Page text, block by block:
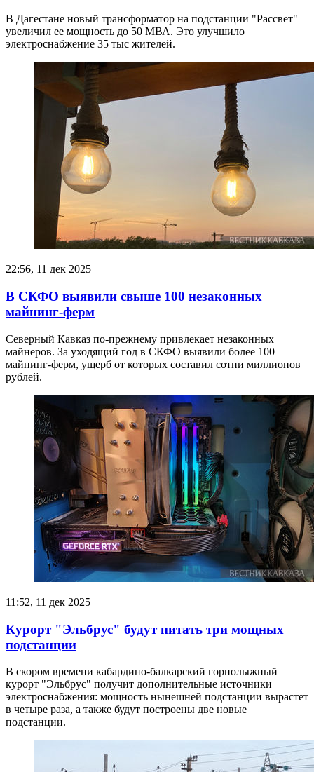
В Дагестане новый трансформатор на подстанции "Рассвет"
увеличил ее мощность до 50 МВА. Это улучшило
электроснабжение 35 тыс жителей.
22:56, 11 дек 2025
В СКФО выявили свыше 100 незаконных
майнинг-ферм
Северный Кавказ по-прежнему привлекает незаконных
майнеров. За уходящий год в СКФО выявили более 100
майнинг-ферм, ущерб от которых составил сотни миллионов
рублей.
11:52, 11 дек 2025
Курорт "Эльбрус" будут питать три мощных
подстанции
В скором времени кабардино-балкарский горнолыжный
курорт "Эльбрус" получит дополнительные источники
электроснабжения: мощность нынешней подстанции вырастет
в четыре раза, а также будут построены две новые
подстанции.